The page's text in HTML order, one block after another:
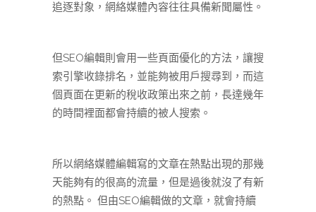
追逐對象，網絡媒體內容往往具備新聞屬性。
但SEO編輯則會用一些頁面優化的方法，讓搜
索引擎收錄排名，並能夠被用戶搜尋到，而這
個頁面在更新的稅收政策出來之前，長達幾年
的時間裡面都會持續的被人搜索。
所以網絡媒體編輯寫的文章在熱點出現的那幾
天能夠有的很高的流量，但是過後就沒了有新
的熱點。 但由SEO編輯做的文章，就會持續